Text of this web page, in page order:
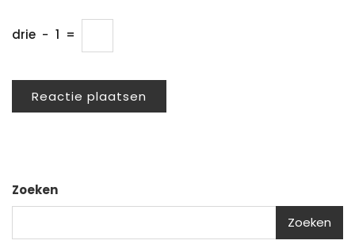
drie − 1 =
Zoeken
Zoeken